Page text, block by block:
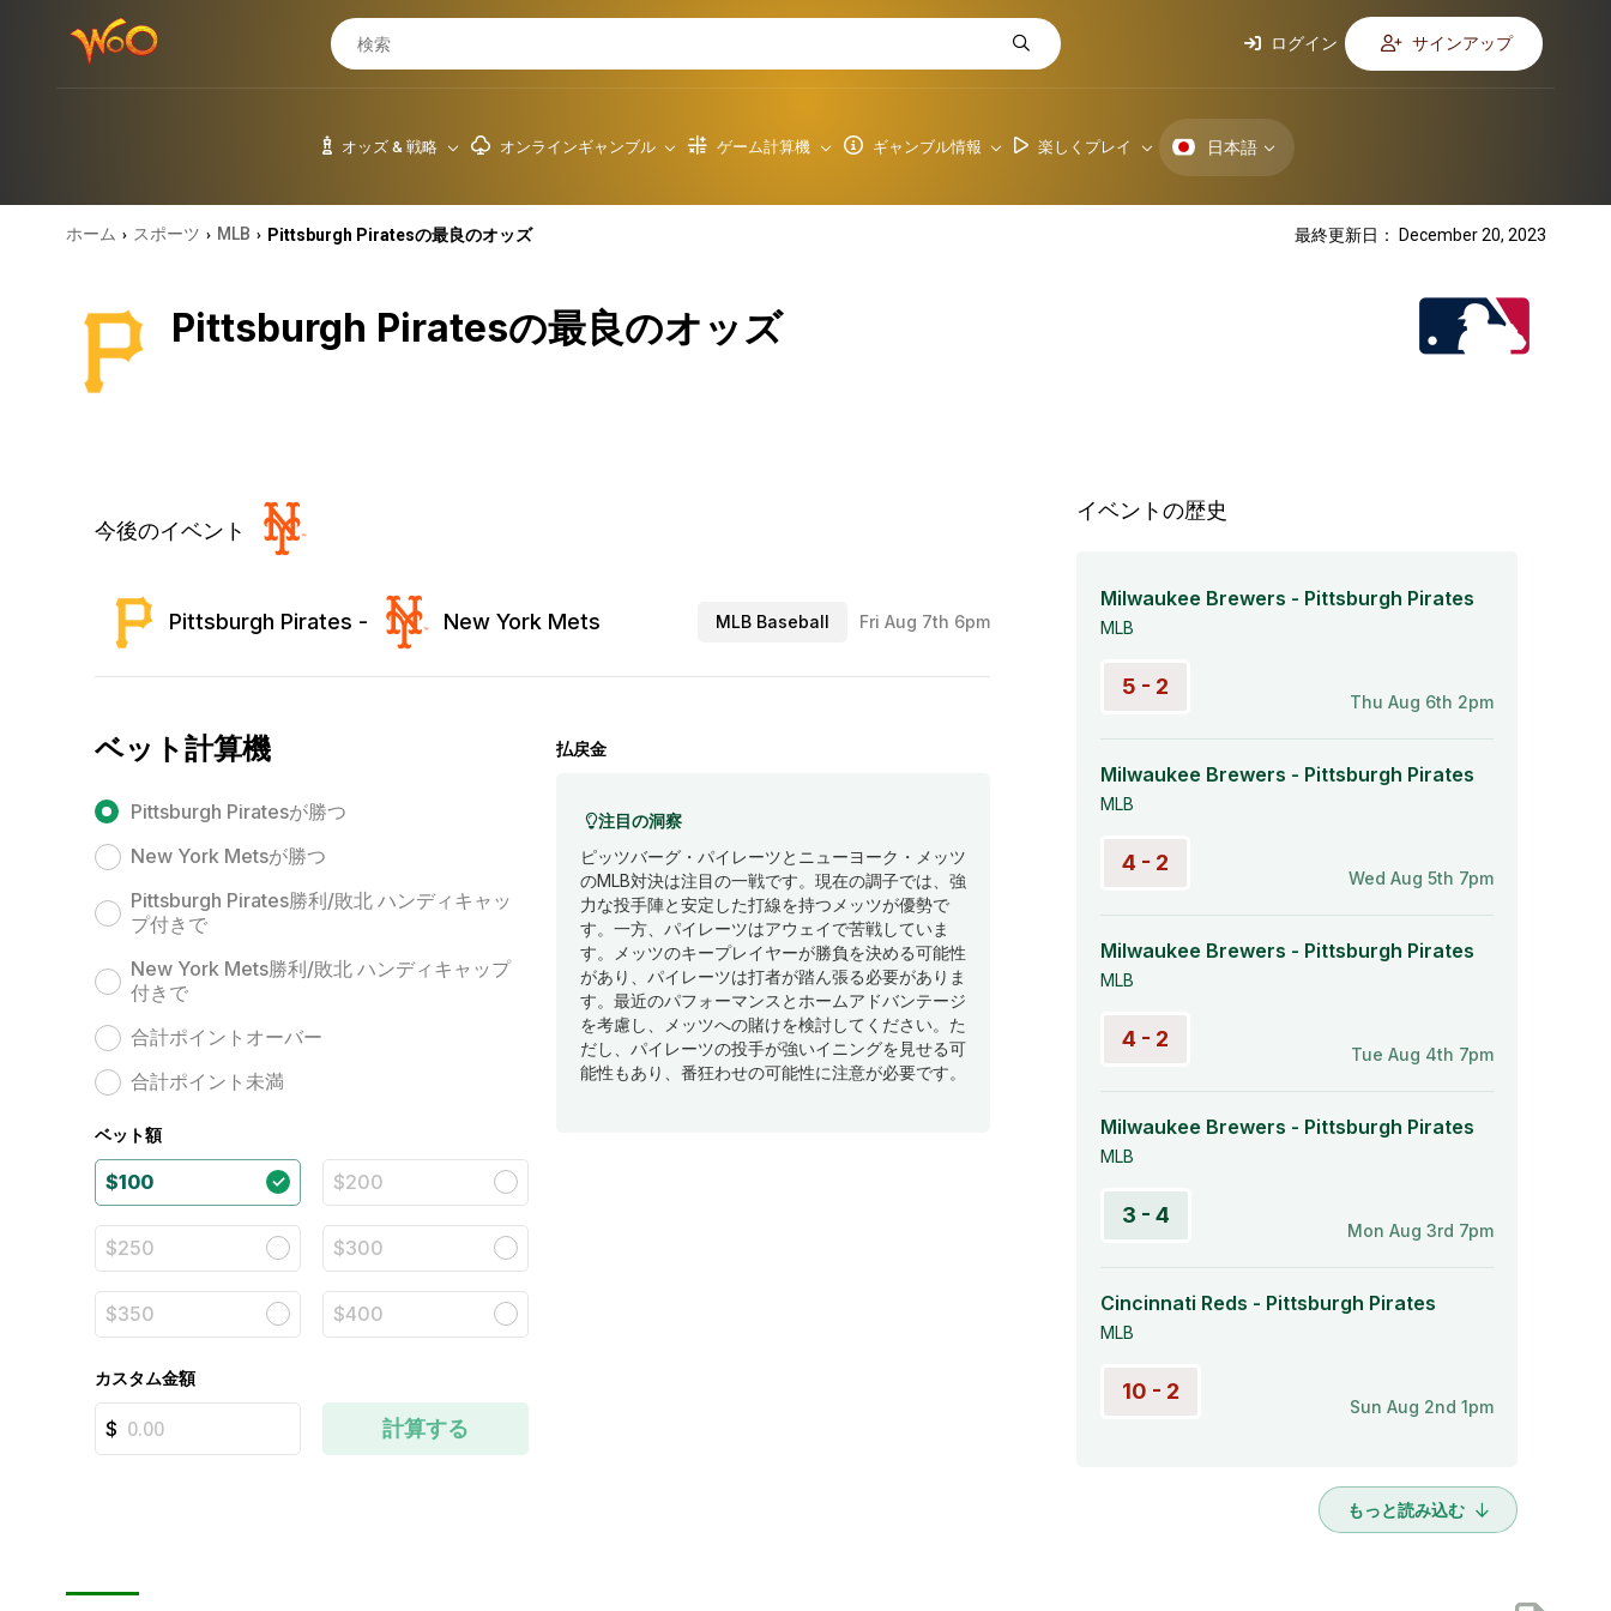
ログイン サインアップ
オッズ & 戦略 オンラインギャンブル ゲーム計算機 ギャンブル情報 楽しくプレイ 日本語
ホーム › スポーツ › MLB › Pittsburgh Piratesの最良のオッズ 最終更新日： December 20, 2023
Pittsburgh Piratesの最良のオッズ
今後のイベント
Pittsburgh Pirates - New York Mets MLB Baseball Fri Aug 7th 6pm
ベット計算機
Pittsburgh Piratesが勝つ
New York Metsが勝つ
Pittsburgh Pirates勝利/敗北 ハンディキャッ
プ付きで
New York Mets勝利/敗北 ハンディキャップ
付きで
合計ポイントオーバー
合計ポイント未満
ベット額
$100 $200
$250 $300
$350 $400
カスタム金額
計算する
払戻金
注目の洞察
ピッツバーグ・パイレーツとニューヨーク・メッツ
のMLB対決は注目の一戦です。現在の調子では、強
力な投手陣と安定した打線を持つメッツが優勢で
す。一方、パイレーツはアウェイで苦戦していま
す。メッツのキープレイヤーが勝負を決める可能性
があり、パイレーツは打者が踏ん張る必要がありま
す。最近のパフォーマンスとホームアドバンテージ
を考慮し、メッツへの賭けを検討してください。た
だし、パイレーツの投手が強いイニングを見せる可
能性もあり、番狂わせの可能性に注意が必要です。
イベントの歴史
Milwaukee Brewers - Pittsburgh Pirates
MLB
5 - 2
Thu Aug 6th 2pm
Milwaukee Brewers - Pittsburgh Pirates
MLB
4 - 2
Wed Aug 5th 7pm
Milwaukee Brewers - Pittsburgh Pirates
MLB
4 - 2
Tue Aug 4th 7pm
Milwaukee Brewers - Pittsburgh Pirates
MLB
3 - 4
Mon Aug 3rd 7pm
Cincinnati Reds - Pittsburgh Pirates
MLB
10 - 2
Sun Aug 2nd 1pm
もっと読み込む